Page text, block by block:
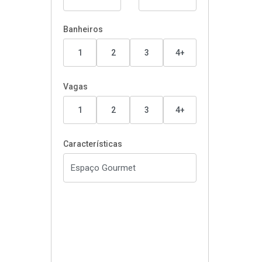
Banheiros
1 2 3 4+
Vagas
1 2 3 4+
Características